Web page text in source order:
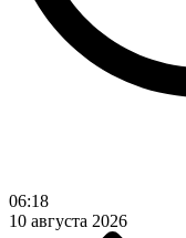
06:18
10 августа 2026